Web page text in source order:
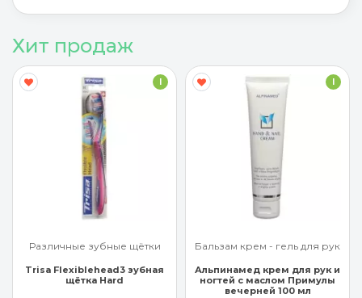
Хит продаж
Различные зубные щётки
Trisa Flexiblehead3 зубная
щётка Hard
Бальзам крем - гель для рук
Альпинамед крем для рук и
ногтей с маслом Примулы
вечерней 100 мл